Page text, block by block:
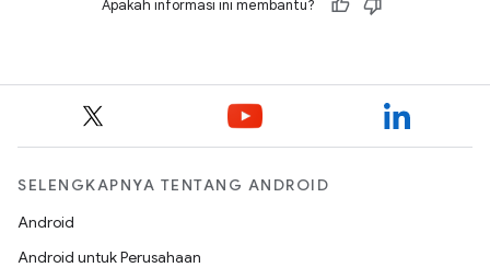
Apakah informasi ini membantu?
SELENGKAPNYA TENTANG ANDROID
Android
Android untuk Perusahaan